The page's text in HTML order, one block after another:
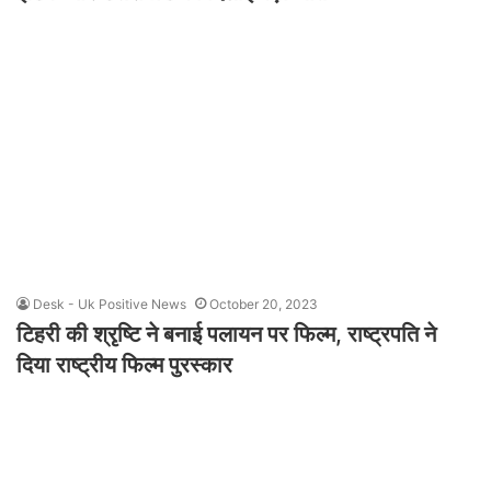
Desk - Uk Positive News October 20, 2023
टिहरी की श्रृष्टि ने बनाई पलायन पर फिल्म, राष्ट्रपति ने
दिया राष्ट्रीय फिल्म पुरस्कार